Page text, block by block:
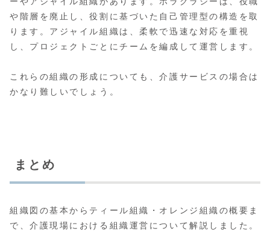
や階層を廃止し、役割に基づいた自己管理型の構造を取
ります。アジャイル組織は、柔軟で迅速な対応を重視
し、プロジェクトごとにチームを編成して運営します。
これらの組織の形成についても、介護サービスの場合は
かなり難しいでしょう。
まとめ
組織図の基本からティール組織・オレンジ組織の概要ま
で、介護現場における組織運営について解説しました。